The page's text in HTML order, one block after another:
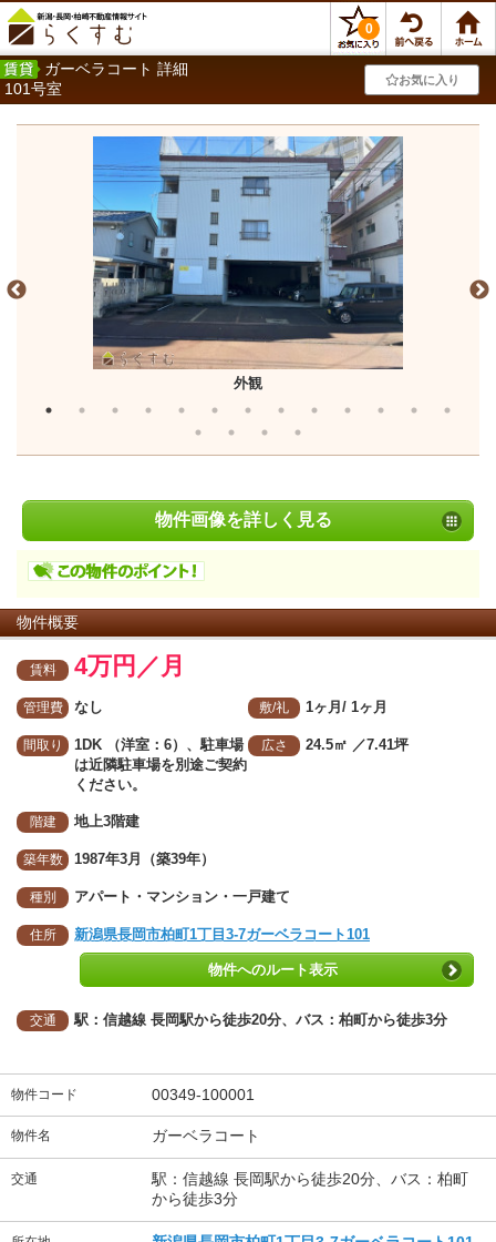
0
ガーベラコート 詳細
101号室
お気に入り
外観
物件画像を詳しく見る
物件概要
賃料 4万円／月
管理費 なし 敷/礼 1ヶ月/ 1ヶ月
間取り
1DK （洋室：6）、駐車場
は近隣駐車場を別途ご契約
ください。
広さ 24.5㎡ ／7.41坪
階建 地上3階建
築年数 1987年3月（築39年）
種別 アパート・マンション・一戸建て
住所 新潟県長岡市柏町1丁目3-7ガーベラコート101
物件へのルート表示
交通 駅：信越線 長岡駅から徒歩20分、バス：柏町から徒歩3分
物件コード 00349-100001
物件名 ガーベラコート
交通
駅：信越線 長岡駅から徒歩20分、バス：柏町
から徒歩3分